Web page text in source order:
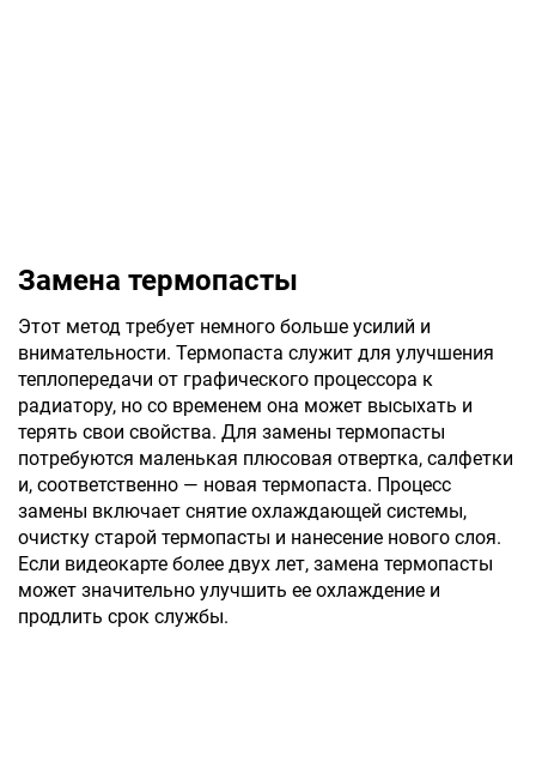
Замена термопасты
Этот метод требует немного больше усилий и
внимательности. Термопаста служит для улучшения
теплопередачи от графического процессора к
радиатору, но со временем она может высыхать и
терять свои свойства. Для замены термопасты
потребуются маленькая плюсовая отвертка, салфетки
и, соответственно — новая термопаста. Процесс
замены включает снятие охлаждающей системы,
очистку старой термопасты и нанесение нового слоя.
Если видеокарте более двух лет, замена термопасты
может значительно улучшить ее охлаждение и
продлить срок службы.